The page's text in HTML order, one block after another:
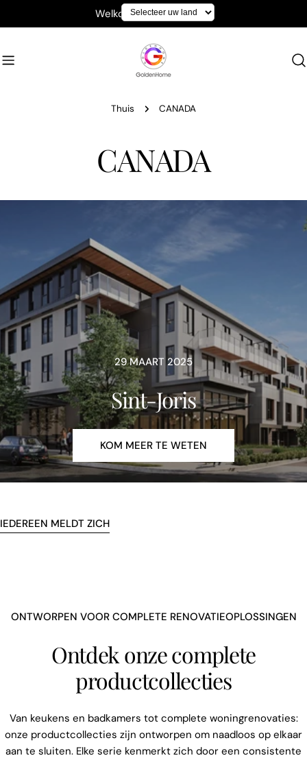
naar
Welkom bij GoldenHome
Thuis CANADA
CANADA
29 MAART 2025
Sint-Joris
KOM MEER TE WETEN
IEDEREEN MELDT ZICH
ONTWORPEN VOOR COMPLETE RENOVATIEOPLOSSINGEN
Ontdek onze complete
productcollecties
Van keukens en badkamers tot complete woningrenovaties:
onze productcollecties zijn ontworpen om naadloos op elkaar
aan te sluiten. Elke serie kenmerkt zich door een consistente